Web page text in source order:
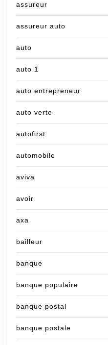
assureur
assureur auto
auto
auto 1
auto entrepreneur
auto verte
autofirst
automobile
aviva
avoir
axa
bailleur
banque
banque populaire
banque postal
banque postale